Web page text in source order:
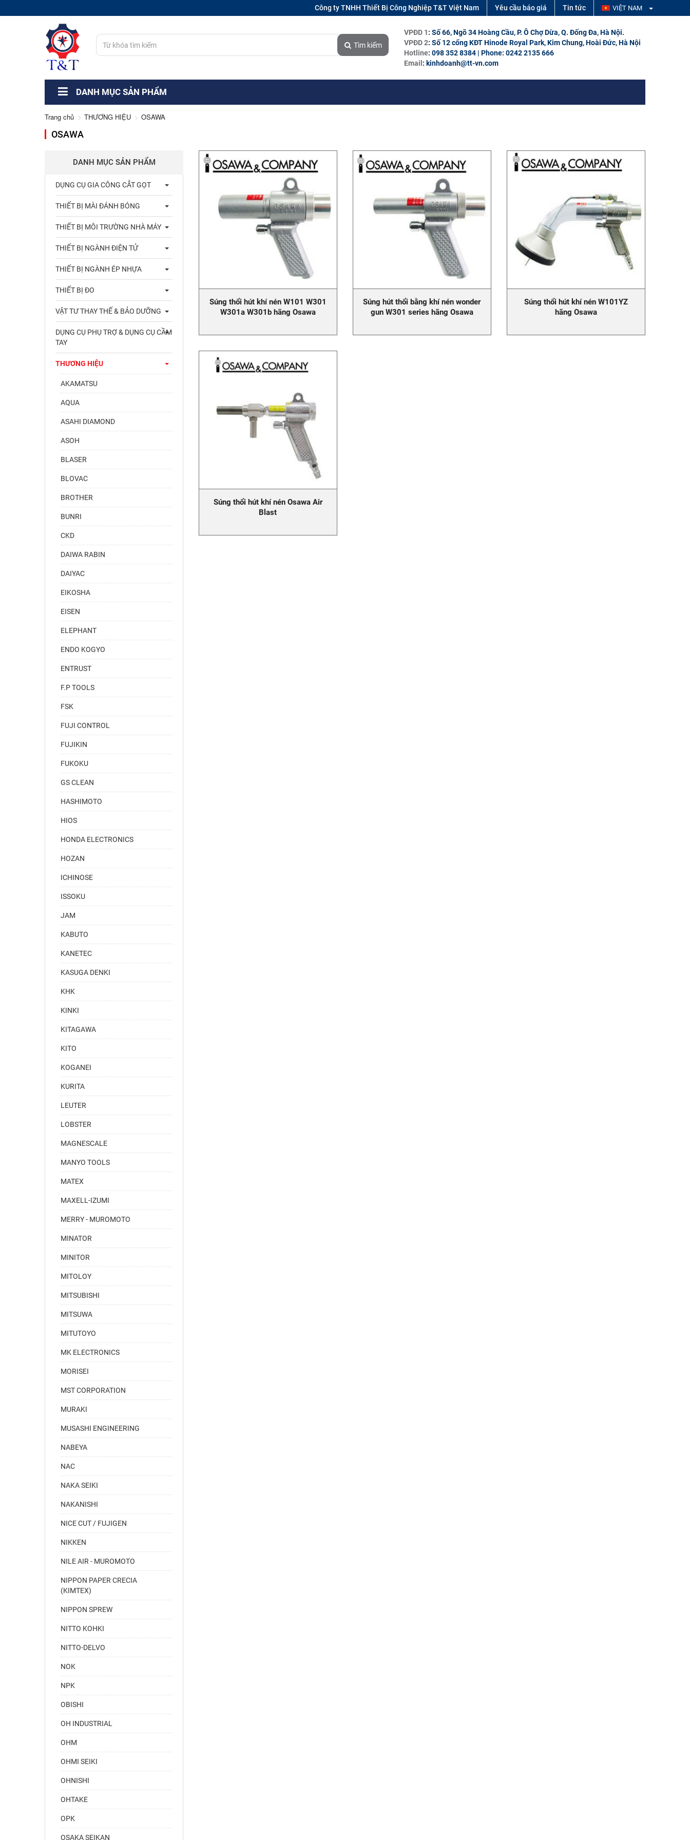
Công ty TNHH Thiết Bị Công Nghiệp T&T Việt Nam Yêu cầu báo giá Tin tức VIỆT NAM
Tìm kiếm
VPĐD 1: Số 66, Ngõ 34 Hoàng Cầu, P. Ô Chợ Dừa, Q. Đống Đa, Hà Nội.
VPĐD 2: Số 12 cổng KĐT Hinode Royal Park, Kim Chung, Hoài Đức, Hà Nội
Hotline: 098 352 8384 | Phone: 0242 2135 666
Email : kinhdoanh@tt-vn.com
DANH MỤC SẢN PHẨM
Trang chủ THƯƠNG HIỆU OSAWA
OSAWA
DANH MỤC SẢN PHẨM
DỤNG CỤ GIA CÔNG CẮT GỌT
THIẾT BỊ MÀI ĐÁNH BÓNG
THIẾT BỊ MÔI TRƯỜNG NHÀ MÁY
THIẾT BỊ NGÀNH ĐIỆN TỬ
THIẾT BỊ NGÀNH ÉP NHỰA
THIẾT BỊ ĐO
VẬT TƯ THAY THẾ & BẢO DƯỠNG
DỤNG CỤ PHỤ TRỢ & DỤNG CỤ CẦM
TAY
THƯƠNG HIỆU
AKAMATSU
AQUA
ASAHI DIAMOND
ASOH
BLASER
BLOVAC
BROTHER
BUNRI
CKD
DAIWA RABIN
DAIYAC
EIKOSHA
EISEN
ELEPHANT
ENDO KOGYO
ENTRUST
F.P TOOLS
FSK
FUJI CONTROL
FUJIKIN
FUKOKU
GS CLEAN
HASHIMOTO
HIOS
HONDA ELECTRONICS
HOZAN
ICHINOSE
ISSOKU
JAM
KABUTO
KANETEC
KASUGA DENKI
KHK
KINKI
KITAGAWA
KITO
KOGANEI
KURITA
LEUTER
LOBSTER
MAGNESCALE
MANYO TOOLS
MATEX
MAXELL-IZUMI
MERRY - MUROMOTO
MINATOR
MINITOR
MITOLOY
MITSUBISHI
MITSUWA
MITUTOYO
MK ELECTRONICS
MORISEI
MST CORPORATION
MURAKI
MUSASHI ENGINEERING
NABEYA
NAC
NAKA SEIKI
NAKANISHI
NICE CUT / FUJIGEN
NIKKEN
NILE AIR - MUROMOTO
NIPPON PAPER CRECIA
(KIMTEX)
NIPPON SPREW
NITTO KOHKI
NITTO-DELVO
NOK
NPK
OBISHI
OH INDUSTRIAL
OHM
OHMI SEIKI
OHNISHI
OHTAKE
OPK
OSAKA SEIKAN
Súng thổi hút khí nén W101 W301
W301a W301b hãng Osawa
Súng hút thổi bằng khí nén wonder
gun W301 series hãng Osawa
Súng thổi hút khí nén W101YZ
hãng Osawa
Súng thổi hút khí nén Osawa Air
Blast